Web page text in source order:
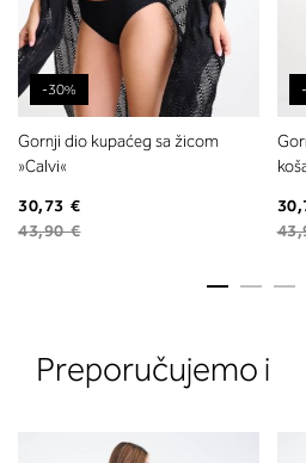
-30%
Gornji dio kupaćeg sa žicom
»Calvi«
30,73 €
43,90 €
Preporučujemo i
2.